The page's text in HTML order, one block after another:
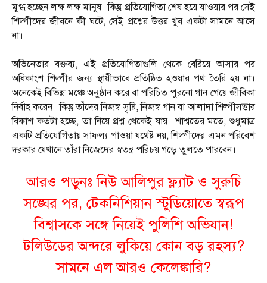
মুগ্ধ হচ্ছেন লক্ষ লক্ষ মানুষ। কিন্তু প্রতিযোগিতা শেষ হয়ে যাওয়ার পর সেই
শিল্পীদের জীবনে কী ঘটে, সেই প্রশ্নের উত্তর খুব একটা সামনে আসে
না।
অভিনেতার বক্তব্য, এই প্রতিযোগিতাগুলি থেকে বেরিয়ে আসার পর
অধিকাংশ শিল্পীর জন্য স্থায়ীভাবে প্রতিষ্ঠিত হওয়ার পথ তৈরি হয় না।
অনেকেই বিভিন্ন মঞ্চে অনুষ্ঠান করে বা পরিচিত পুরনো গান গেয়ে জীবিকা
নির্বাহ করেন। কিন্তু তাঁদের নিজস্ব সৃষ্টি, নিজস্ব গান বা আলাদা শিল্পীসত্তার
বিকাশ কতটা হচ্ছে, তা নিয়ে প্রশ্ন থেকেই যায়। শাশ্বতের মতে, শুধুমাত্র
একটি প্রতিযোগিতায় সাফল্য পাওয়া যথেষ্ট নয়, শিল্পীদের এমন পরিবেশ
দরকার যেখানে তাঁরা নিজেদের স্বতন্ত্র পরিচয় গড়ে তুলতে পারবেন।
আরও পড়ুনঃনিউ আলিপুর ফ্ল্যাট ও সুরুচি
সঙ্ঘের পর, টেকনিশিয়ান স্টুডিয়োতে স্বরূপ
বিশ্বাসকে সঙ্গে নিয়েই পুলিশি অভিযান!
টলিউডের অন্দরে লুকিয়ে কোন বড় রহস্য?
সামনে এল আরও কেলেঙ্কারি?